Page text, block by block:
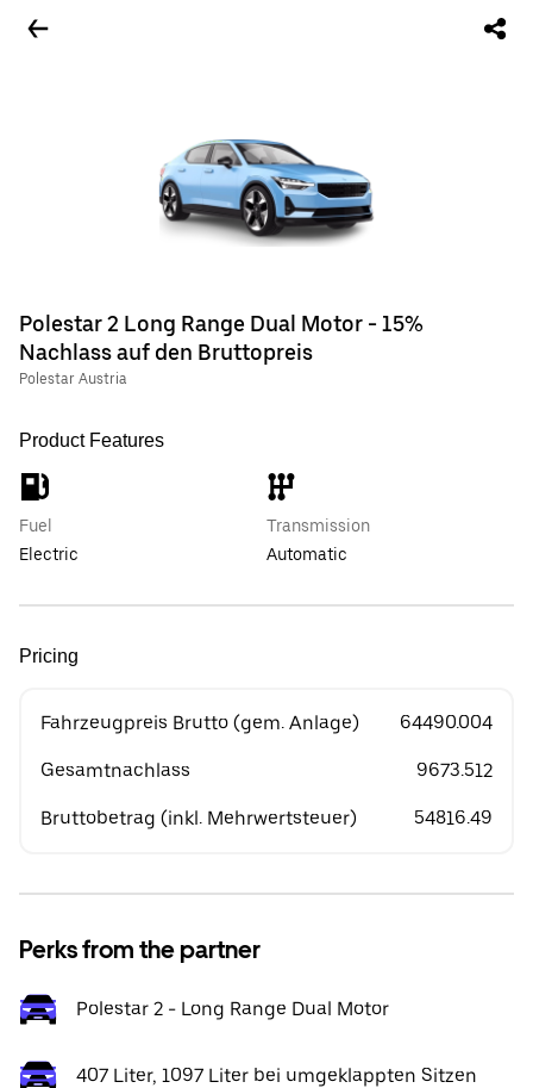
Polestar 2 Long Range Dual Motor - 15%
Nachlass auf den Bruttopreis
Polestar Austria
Product Features
Fuel
Electric
Transmission
Automatic
Pricing
Fahrzeugpreis Brutto (gem. Anlage) 64490.004
Gesamtnachlass 9673.512
Bruttobetrag (inkl. Mehrwertsteuer) 54816.49
Perks from the partner
Polestar 2 - Long Range Dual Motor
407 Liter, 1097 Liter bei umgeklappten Sitzen